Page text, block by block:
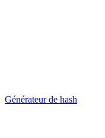
Générateur de hash